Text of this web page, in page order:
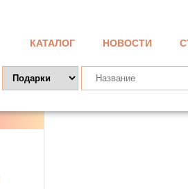
КАТАЛОГ НОВОСТИ